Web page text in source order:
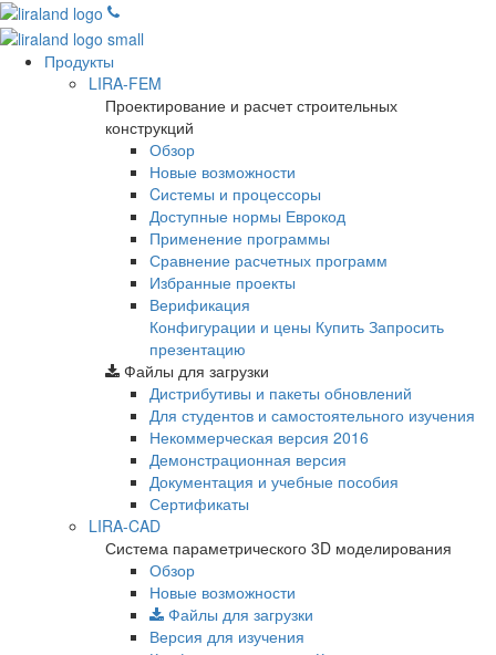
Продукты
LIRA-FEM
Проектирование и расчет строительных
конструкций
Обзор
Новые возможности
Cистемы и процессоры
Доступные нормы Еврокод
Применение программы
Сравнение расчетных программ
Избранные проекты
Верификация
Конфигурации и цены Купить Запросить
презентацию
Файлы для загрузки
Дистрибутивы и пакеты обновлений
Для студентов и самостоятельного изучения
Некоммерческая версия 2016
Демонстрационная версия
Документация и учебные пособия
Сертификаты
LIRA-CAD
Система параметрического 3D моделирования
Обзор
Новые возможности
Файлы для загрузки
Версия для изучения